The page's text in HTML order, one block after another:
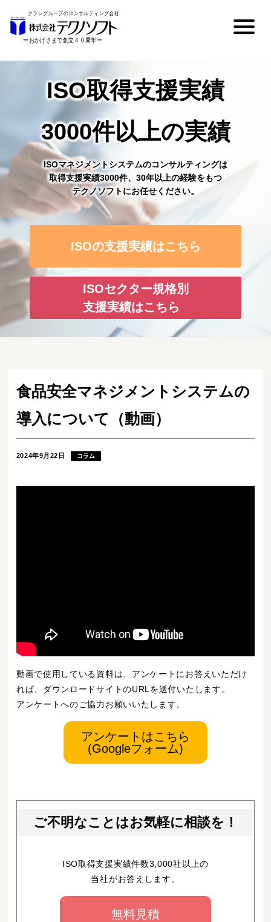
ISO取得支援実績
3000件以上の実績
ISOマネジメントシステムのコンサルティングは
取得支援実績3000件、30年以上の経験をもつ
テクノソフトにお任せください。
ISOの支援実績はこちら
ISOセクター規格別
支援実績はこちら
食品安全マネジメントシステムの
導入について（動画）
2024年9月22日 コラム
動画で使用している資料は、アンケートにお答えいただけ
れば、ダウンロードサイトのURLを送付いたします。
アンケートへのご協力お願いいたします。
アンケートはこちら
(Googleフォーム)
ご不明なことはお気軽に相談を！
ISO取得支援実績件数3,000社以上の
当社がお答えします。
無料見積